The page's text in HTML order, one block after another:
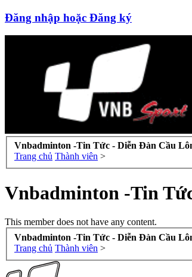
Đăng nhập hoặc Đăng ký
Vnbadminton -Tin Tức - Diễn Đàn Cầu
Trang chủ Thành viên >
Vnbadminton -Tin
This member does not have any content.
Vnbadminton -Tin Tức - Diễn Đàn Cầu
Trang chủ Thành viên >